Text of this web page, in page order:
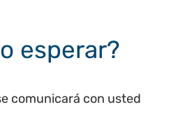
esperar?
comunicará con usted